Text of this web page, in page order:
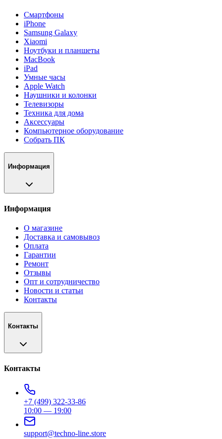
Смартфоны
iPhone
Samsung Galaxy
Xiaomi
Ноутбуки и планшеты
MacBook
iPad
Умные часы
Apple Watch
Наушники и колонки
Телевизоры
Техника для дома
Аксессуары
Компьютерное оборудование
Собрать ПК
Информация
Информация
О магазине
Доставка и самовывоз
Оплата
Гарантии
Ремонт
Отзывы
Опт и сотрудничество
Новости и статьи
Контакты
Контакты
Контакты
+7 (499) 322-33-86
10:00 — 19:00
support@techno-line.store